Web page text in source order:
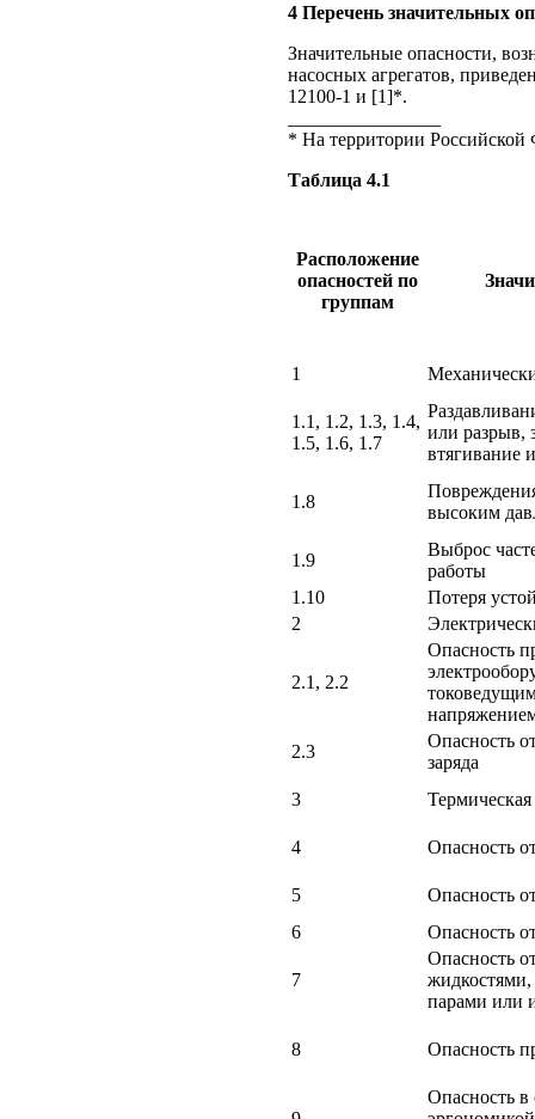
4 Перечень значительных
Значительные опасности,
насосных агрегатов,
12100-1 и [1]*.
* На территории
Таблица 4.1
Расположение
опасностей по
группам
1
1.1, 1.2, 1.3, 1.4,
1.5, 1.6, 1.7
или разрыв,
втягивание
1.8
высоким
1.9
Выброс
работы
1.10
Потеря
2
2.1, 2.2
Опасность
2.3
Опасность
заряда
3
4 Опасность
5
Опасность
6
Опасность
7
Опасность
жидкостями,
парами или
8 Опасность
Опасность в